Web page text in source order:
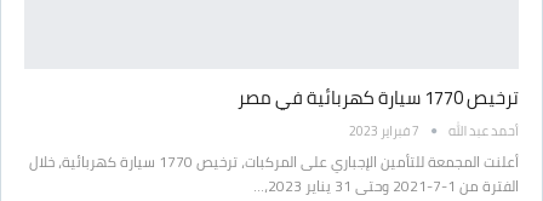
ترخيص 1770 سيارة كهربائية في مصر
أحمد عبد الله 7 فبراير 2023
أعلنت المجمعة للتأمين الإجباري على المركبات، ترخيص 1770 سيارة كهربائية، خلال
الفترة من 1-7-2021 وحتى 31 يناير 2023،…